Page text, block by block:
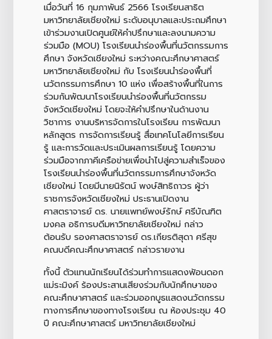
เมื่อวันที่ 16 กุมภาพันธ์ 2566 โรงเรียนสาธิต
มหาวิทยาลัยเชียงใหม่ ระดับอนุบาลและประถมศึกษา
เข้าร่วมงานเปิดศูนย์ให้คำปรึกษาและลงนามความ
ร่วมมือ (MOU) โรงเรียนนำร่องพื้นที่นวัตกรรมการ
ศึกษา จังหวัดเชียงใหม่ ระหว่างคณะศึกษาศาสตร์
มหาวิทยาลัยเชียงใหม่ กับ โรงเรียนนำร่องพื้นที่
นวัตกรรมการศึกษา 10 แห่ง เพื่อสร้างพื้นที่ในการ
ร่วมกันพัฒนาโรงเรียนนำร่องพื้นที่นวัตกรรม
จังหวัดเชียงใหม่ โดยจะให้คำปรึกษาในด้านงาน
วิชาการ งานบริหารจัดการในโรงเรียน การพัฒนา
หลักสูตร การจัดการเรียนรู้ สื่อเทคโนโลยีการเรียน
รู้ และการวัดและประเมินผลการเรียนรู้ โดยความ
ร่วมมือจากภาคีเครือข่ายเพื่อนำไปสู่ความสำเร็จของ
โรงเรียนนำร่องพื้นที่นวัตกรรมการศึกษาจังหวัด
เชียงใหม่ โดยมีนายนิรัตน์ พงษ์สิทธิถาวร ผู้ว่า
ราชการจังหวัดเชียงใหม่ ประธานเปิดงาน
ศาสตราจารย์ ดร. นายแพทย์พงษ์รักษ์ ศรีบัณฑิต
มงคล อธิการบดีมหาวิทยาลัยเชียงใหม่ กล่าว
ต้อนรับ รองศาสตราจารย์ ดร.เกียรติสุดา ศรีสุข
คณบดีคณะศึกษาศาสตร์ กล่าวรายงาน
ทั้งนี้ ตัวแทนนักเรียนได้ร่วมทำการแสดงฟ้อนดอก
แม่ระมิงค์ ร้องประสานเสียงร่วมกับนักศึกษาของ
คณะศึกษาศาสตร์ และร่วมออกบูธแสดงนวัตกรรม
ทางการศึกษาของทางโรงเรียน ณ ห้องประชุม 40
ปี คณะศึกษาศาสตร์ มหาวิทยาลัยเชียงใหม่